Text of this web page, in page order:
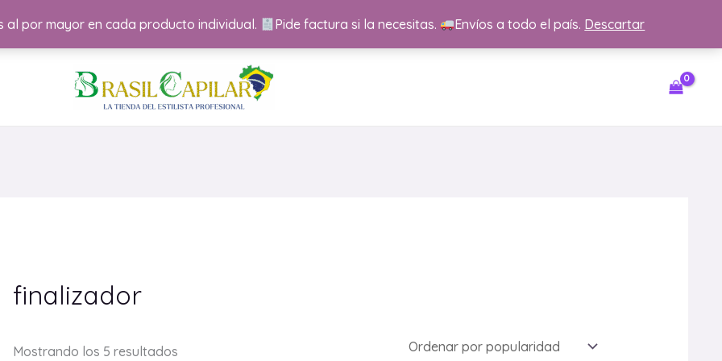
al por mayor en cada producto individual. Pide factura si la necesitas. Envíos a todo el país. Descartar
finalizador
Mostrando los 5 resultados
popularidad